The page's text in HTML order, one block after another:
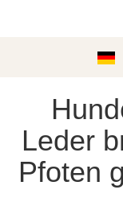
Leder
Pfoten